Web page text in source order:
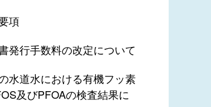
項
発行手数料の改定について
水道水における有機フッ素
及びPFOAの検査結果に